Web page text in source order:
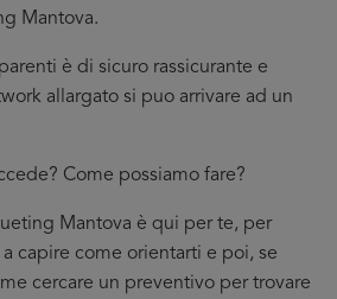
Mantova.
è di sicuro rassicurante e
allargato si puo arrivare ad un
Come possiamo fare?
Mantova è qui per te, per
capire come orientarti e poi, se
cercare un preventivo per trovare